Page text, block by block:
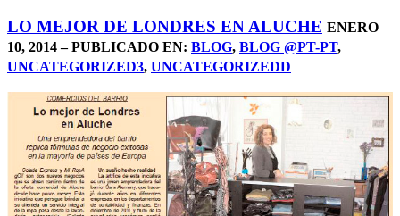
LO MEJOR DE LONDRES EN ALUCHE ENERO
10, 2014 – PUBLICADO EN: BLOG, BLOG @PT-PT,
UNCATEGORIZED3, UNCATEGORIZEDD